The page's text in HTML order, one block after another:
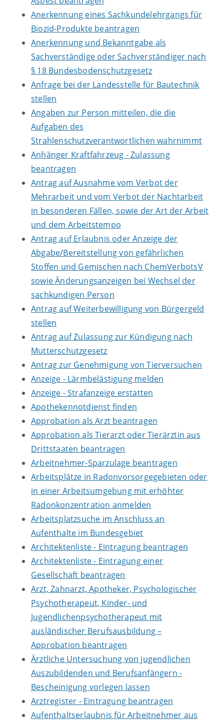
Anerkennung eines Sachkundelehrgangs für
Biozid-Produkte beantragen
Anerkennung und Bekanntgabe als
Sachverständige oder Sachverständiger nach
§ 18 Bundesbodenschutzgesetz
Anfrage bei der Landesstelle für Bautechnik
stellen
Angaben zur Person mitteilen, die die
Aufgaben des
Strahlenschutzverantwortlichen wahrnimmt
Anhänger Kraftfahrzeug - Zulassung
beantragen
Antrag auf Ausnahme vom Verbot der
Mehrarbeit und vom Verbot der Nachtarbeit
in besonderen Fällen, sowie der Art der Arbeit
und dem Arbeitstempo
Antrag auf Erlaubnis oder Anzeige der
Abgabe/Bereitstellung von gefährlichen
Stoffen und Gemischen nach ChemVerbotsV
sowie Änderungsanzeigen bei Wechsel der
sachkundigen Person
Antrag auf Weiterbewilligung von Bürgergeld
stellen
Antrag auf Zulassung zur Kündigung nach
Mutterschutzgesetz
Antrag zur Genehmigung von Tierversuchen
Anzeige - Lärmbelästigung melden
Anzeige - Strafanzeige erstatten
Apothekennotdienst finden
Approbation als Arzt beantragen
Approbation als Tierarzt oder Tierärztin aus
Drittstaaten beantragen
Arbeitnehmer-Sparzulage beantragen
Arbeitsplätze in Radonvorsorgegebieten oder
in einer Arbeitsumgebung mit erhöhter
Radonkonzentration anmelden
Arbeitsplatzsuche im Anschluss an
Aufenthalte im Bundesgebiet
Architektenliste - Eintragung beantragen
Architektenliste - Eintragung einer
Gesellschaft beantragen
Arzt, Zahnarzt, Apotheker, Psychologischer
Psychotherapeut, Kinder- und
Jugendlichenpsychotherapeut mit
ausländischer Berufsausbildung –
Approbation beantragen
Ärztliche Untersuchung von jugendlichen
Auszubildenden und Berufsanfängern -
Bescheinigung vorlegen lassen
Arztregister - Eintragung beantragen
Aufenthaltserlaubnis für Arbeitnehmer aus